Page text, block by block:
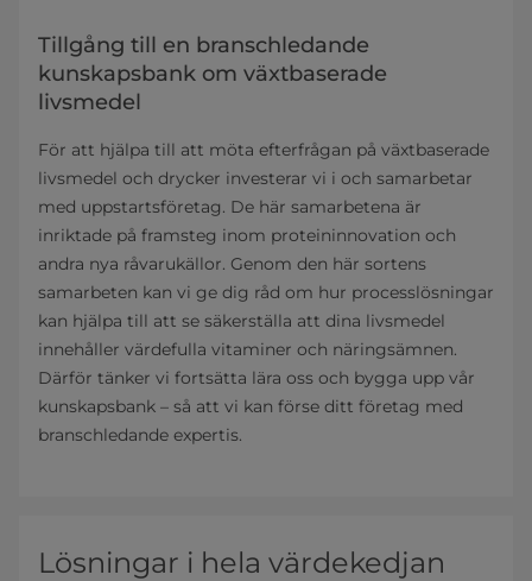
Tillgång till en branschledande
kunskapsbank om växtbaserade
livsmedel
För att hjälpa till att möta efterfrågan på växtbaserade
livsmedel och drycker investerar vi i och samarbetar
med uppstartsföretag. De här samarbetena är
inriktade på framsteg inom proteininnovation och
andra nya råvarukällor. Genom den här sortens
samarbeten kan vi ge dig råd om hur processlösningar
kan hjälpa till att se säkerställa att dina livsmedel
innehåller värdefulla vitaminer och näringsämnen.
Därför tänker vi fortsätta lära oss och bygga upp vår
kunskapsbank – så att vi kan förse ditt företag med
branschledande expertis.
Lösningar i hela värdekedjan